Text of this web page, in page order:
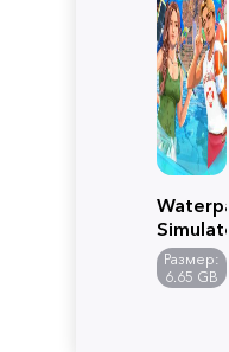
Размер:
6.65 GB